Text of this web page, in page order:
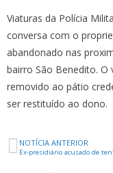
Viaturas da Polícia
conversa com o
abandonado nas
bairro São Benedito. O
removido ao pátio
ser restituído ao dono.
NOTÍCIA ANTERIOR